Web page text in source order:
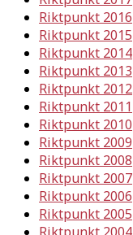
Riktpunkt 2016
Riktpunkt 2015
Riktpunkt 2014
Riktpunkt 2013
Riktpunkt 2012
Riktpunkt 2011
Riktpunkt 2010
Riktpunkt 2009
Riktpunkt 2008
Riktpunkt 2007
Riktpunkt 2006
Riktpunkt 2005